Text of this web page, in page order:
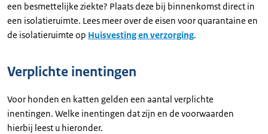
een besmettelijke ziekte? Plaats deze bij binnenkomst direct in
een isolatieruimte. Lees meer over de eisen voor quarantaine en
de isolatieruimte op Huisvesting en verzorging.
Verplichte inentingen
Voor honden en katten gelden een aantal verplichte
inentingen. Welke inentingen dat zijn en de voorwaarden
hierbij leest u hieronder.